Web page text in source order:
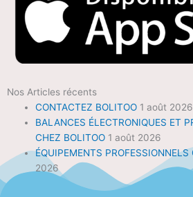
Nos Articles récents
CONTACTEZ BOLITOO 1 août 2026
BALANCES ÉLECTRONIQUES ET
CHEZ BOLITOO 1 août 2026
ÉQUIPEMENTS
2026